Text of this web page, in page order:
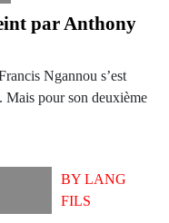
par Anthony
Ngannou s’est
Mais pour son deuxième
BYLANG
FILS